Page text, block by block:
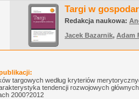
Targi w
Redakcja naukowa:
Jacek Bazarnik, Adam
targowych według kryteriów
tendencji rozwojowych
2000?2012